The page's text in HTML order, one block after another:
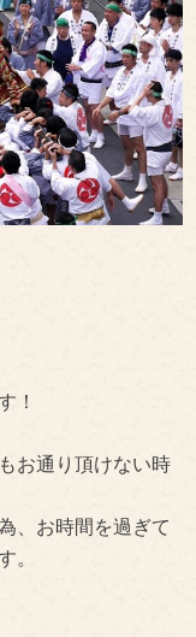
！
お通り頂けない時
、お時間を過ぎて
。